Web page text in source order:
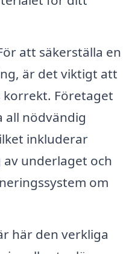
att säkerställa en
är det viktigt att
Företaget
nödvändig
inkluderar
underlaget och
om
här den verkliga